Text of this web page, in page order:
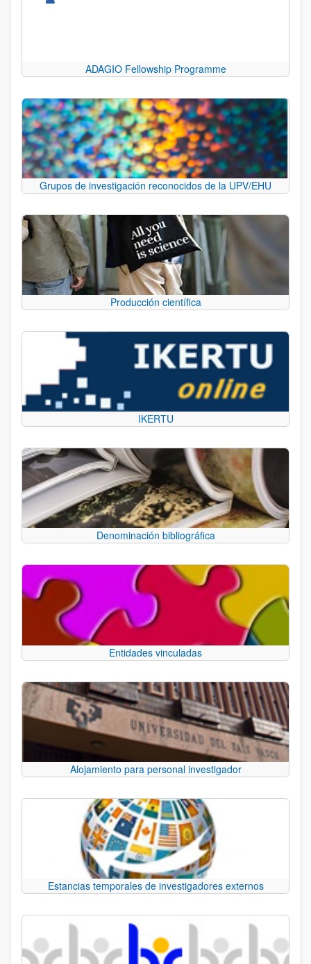
ADAGIO Fellowship Programme
Grupos de investigación reconocidos de la UPV/EHU
Producción científica
IKERTU
Denominación bibliográfica
Entidades vinculadas
Alojamiento para personal investigador
Estancias temporales de investigadores externos